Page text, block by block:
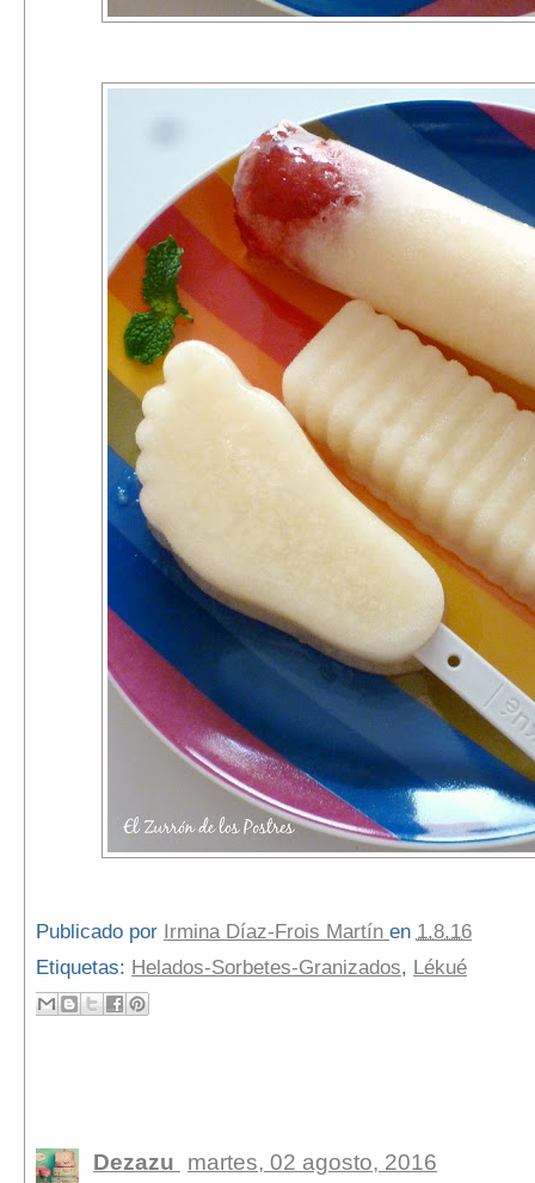
Publicado por Irmina Díaz-Frois Martín en 1.8.16
Etiquetas: Helados-Sorbetes-Granizados, Lékué
Dezazu martes, 02 agosto, 2016